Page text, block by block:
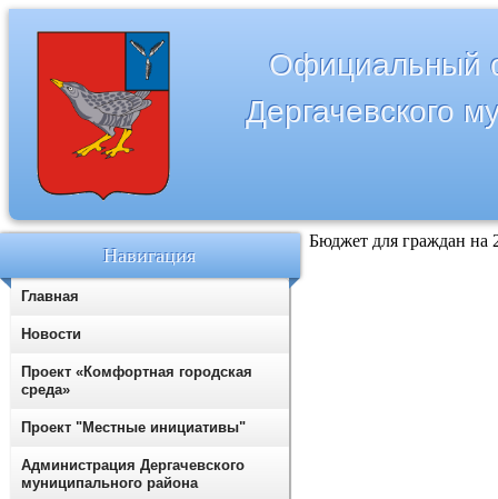
Официальный
Дергачевского
Бюджет для граждан на
Навигация
Главная
Новости
Проект «Комфортная городская
среда»
Проект "Местные инициативы"
Администрация Дергачевского
муниципального района